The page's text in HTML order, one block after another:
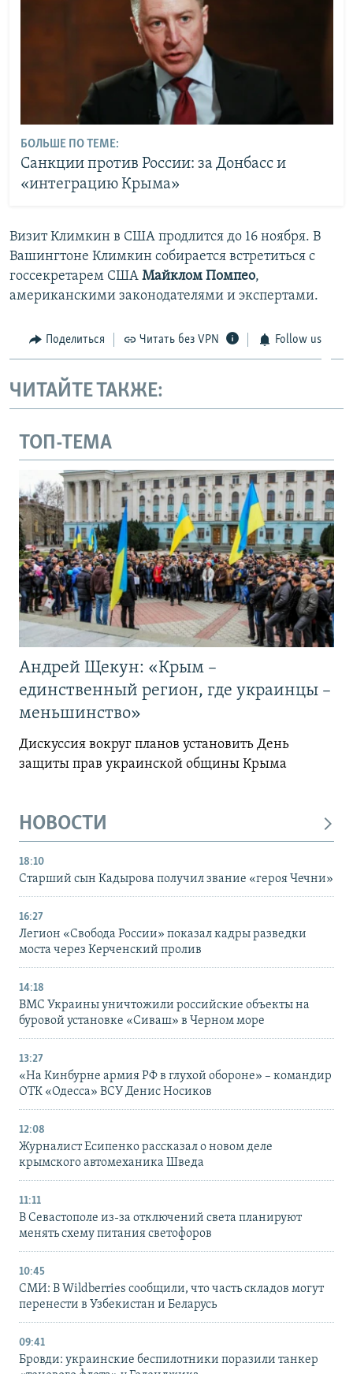
БОЛЬШЕ ПО ТЕМЕ:
Санкции против России: за Донбасс и
«интеграцию Крыма»
Визит Климкин в США продлится до 16 ноября. В
Вашингтоне Климкин собирается встретиться с
госсекретарем США Майклом Помпео,
американскими законодателями и экспертами.
Поделиться Читать без VPN Follow us
ЧИТАЙТЕ ТАКЖЕ:
ТОП-ТЕМА
Андрей Щекун: «Крым –
единственный регион, где украинцы –
меньшинство»
Дискуссия вокруг планов установить День
защиты прав украинской общины Крыма
НОВОСТИ
18:10
Старший сын Кадырова получил звание «героя Чечни»
16:27
Легион «Свобода России» показал кадры разведки
моста через Керченский пролив
14:18
ВМС Украины уничтожили российские объекты на
буровой установке «Сиваш» в Черном море
13:27
«На Кинбурне армия РФ в глухой обороне» – командир
ОТК «Одесса» ВСУ Денис Носиков
12:08
Журналист Есипенко рассказал о новом деле
крымского автомеханика Шведа
11:11
В Севастополе из-за отключений света планируют
менять схему питания светофоров
10:45
СМИ: В Wildberries сообщили, что часть складов могут
перенести в Узбекистан и Беларусь
09:41
Бровди: украинские беспилотники поразили танкер